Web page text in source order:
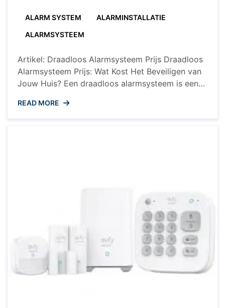
ALARM SYSTEM
ALARMINSTALLATIE
ALARMSYSTEEM
Artikel: Draadloos Alarmsysteem Prijs Draadloos
Alarmsysteem Prijs: Wat Kost Het Beveiligen van
Jouw Huis? Een draadloos alarmsysteem is een
inbraken en ongewenste indringers. Maar wat
kost het eigenlijk om zo’n systeem aan te
READ MORE